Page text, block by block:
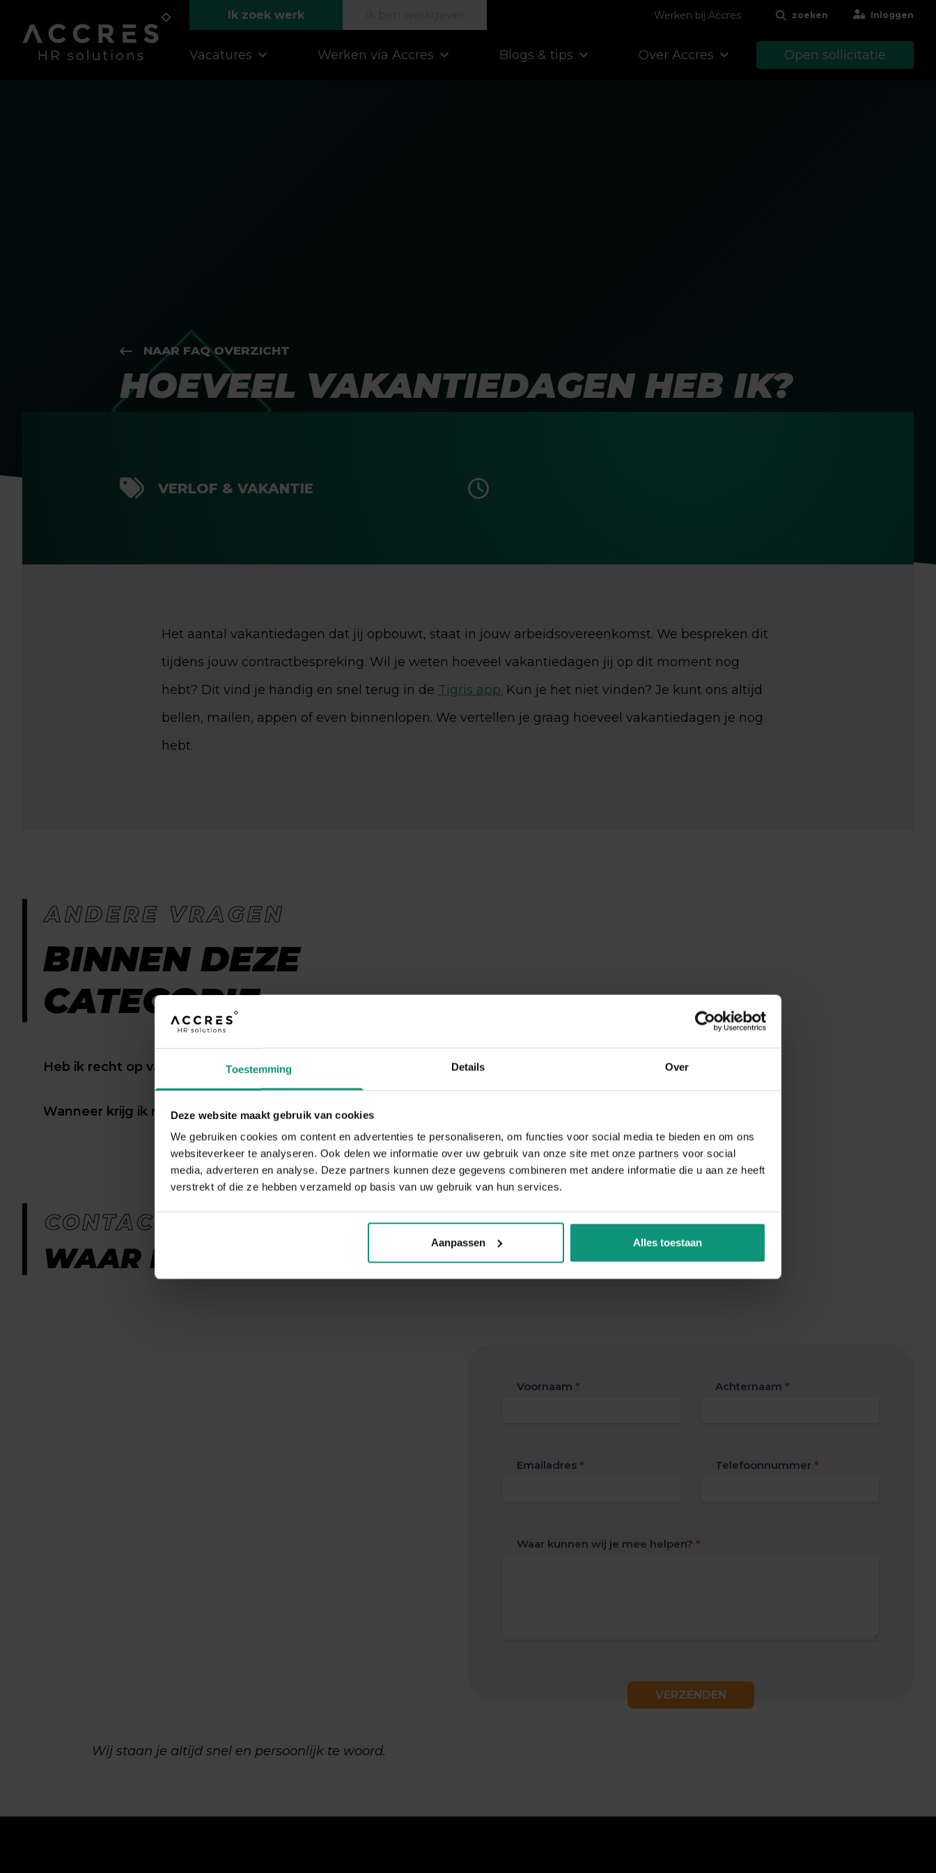
Toestemming Details Over
Deze website maakt gebruik van cookies
We gebruiken cookies om content en advertenties te personaliseren, om functies voor social media te bieden en om ons
websiteverkeer te analyseren. Ook delen we informatie over uw gebruik van onze site met onze partners voor social
media, adverteren en analyse. Deze partners kunnen deze gegevens combineren met andere informatie die u aan ze heeft
verstrekt of die ze hebben verzameld op basis van uw gebruik van hun services.
Aanpassen Alles toestaan
Ik zoek werk Werken bij Accres zoeken Inloggen
Vacatures Werken via Accres Blogs & tips Over Accres Open sollicitatie
NAAR FAQ OVERZICHT
HOEVEEL VAKANTIEDAGEN HEB IK?
VERLOF & VAKANTIE
Het aantal vakantiedagen dat jij opbouwt, staat in jouw arbeidsovereenkomst. We bespreken dit
tijdens jouw contractbespreking. Wil je weten hoeveel vakantiedagen jij op dit moment nog
hebt? Dit vind je handig en snel terug in de Tigris app. Kun je het niet vinden? Je kunt ons altijd
bellen, mailen, appen of even binnenlopen. We vertellen je graag hoeveel vakantiedagen je nog
hebt.
ANDERE VRAGEN
BINNEN DEZE
CATEGORIE
Heb ik recht op vakantiegeld?
Wanneer krijg ik mijn vakantiegeld betaald?
CONTACTFORMULIER
WAAR KUNNEN WE JE MEE HELPEN?
Wij staan je altijd snel en persoonlijk te woord.
Global
Voornaam * Achternaam *
Emailadres * Telefoonnummer *
Waar kunnen wij je mee helpen? *
VERZENDEN